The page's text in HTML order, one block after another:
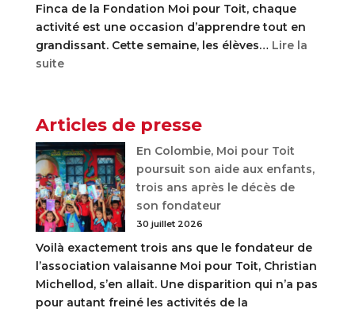
fraîcheur
à
La
Florida
Finca de la Fondation Moi pour Toit, chaque
activité est une occasion d’apprendre tout en
grandissant. Cette semaine, les élèves… Lire la
suite:
apprennent
à
planter
des
graines
Articles de presse
En Colombie, Moi pour Toit
poursuit son aide aux enfants,
trois ans après le décès de
son fondateur
30 juillet 2026
Voilà exactement trois ans que le fondateur de
l’association valaisanne Moi pour Toit, Christian
Michellod, s’en allait. Une disparition qui n’a pas
pour autant freiné les activités de la